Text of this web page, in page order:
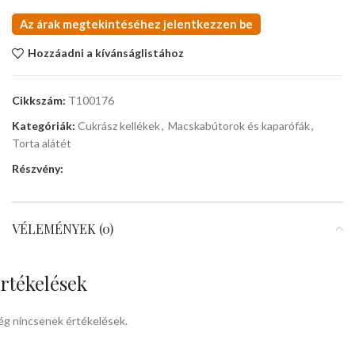
Az árak megtekintéséhez jelentkezzen be
Hozzáadni a kívánságlistához
Cikkszám: T100176
Kategóriák: Cukrász kellékek, Macskabútorok és kaparófák,
Torta alátét
Részvény:
VÉLEMÉNYEK (0)
nincsenek értékelések.